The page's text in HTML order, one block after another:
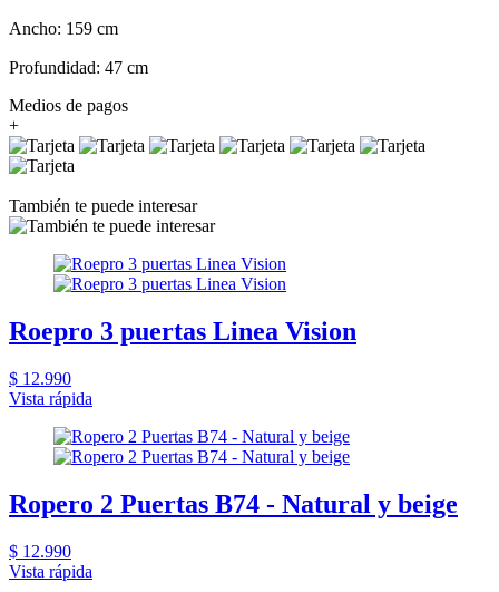
Ancho: 159 cm
Profundidad: 47 cm
Medios de pagos
+
También te puede interesar
Roepro 3 puertas Linea Vision
$ 12.990
Vista rápida
Ropero 2 Puertas B74 - Natural y beige
$ 12.990
Vista rápida